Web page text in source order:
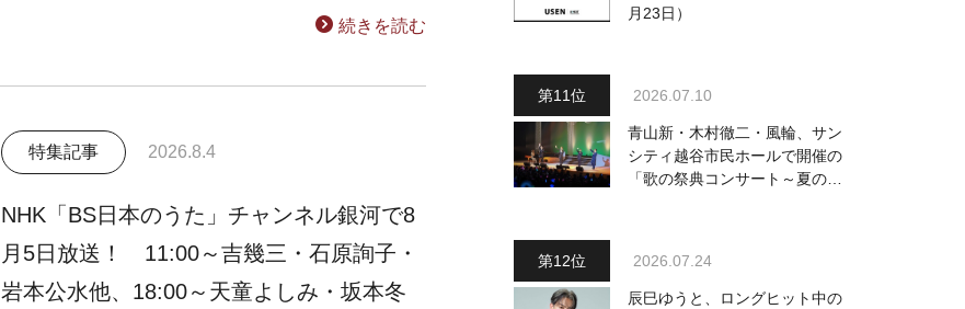
続きを読む
特集記事 2026.8.4
NHK「BS日本のうた」チャンネル銀河で8
月5日放送！ 11:00～吉幾三・石原詢子・
岩本公水他、18:00～天童よしみ・坂本冬
月23日）
2026.07.10
青山新・木村徹二・風輪、サン
シティ越谷市民ホールで開催の
「歌の祭典コンサート～夏の陣
2026.07.24
辰巳ゆうと、ロングヒット中の